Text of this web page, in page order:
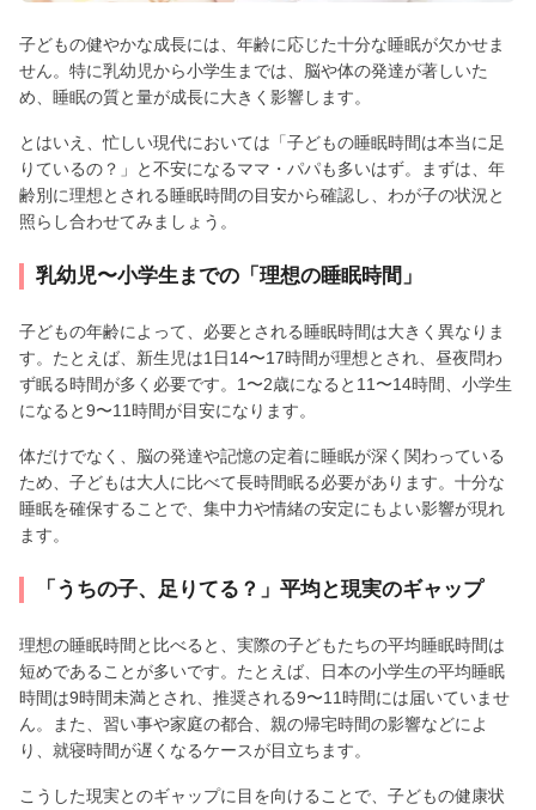
子どもの健やかな成長には、年齢に応じた十分な睡眠が欠かせま
せん。特に乳幼児から小学生までは、脳や体の発達が著しいた
め、睡眠の質と量が成長に大きく影響します。
とはいえ、忙しい現代においては「子どもの睡眠時間は本当に足
りているの？」と不安になるママ・パパも多いはず。まずは、年
齢別に理想とされる睡眠時間の目安から確認し、わが子の状況と
照らし合わせてみましょう。
乳幼児〜小学生までの「理想の睡眠時間」
子どもの年齢によって、必要とされる睡眠時間は大きく異なりま
す。たとえば、新生児は1日14〜17時間が理想とされ、昼夜問わ
ず眠る時間が多く必要です。1〜2歳になると11〜14時間、小学生
になると9〜11時間が目安になります。
体だけでなく、脳の発達や記憶の定着に睡眠が深く関わっている
ため、子どもは大人に比べて長時間眠る必要があります。十分な
睡眠を確保することで、集中力や情緒の安定にもよい影響が現れ
ます。
「うちの子、足りてる？」平均と現実のギャップ
理想の睡眠時間と比べると、実際の子どもたちの平均睡眠時間は
短めであることが多いです。たとえば、日本の小学生の平均睡眠
時間は9時間未満とされ、推奨される9〜11時間には届いていませ
ん。また、習い事や家庭の都合、親の帰宅時間の影響などによ
り、就寝時間が遅くなるケースが目立ちます。
こうした現実とのギャップに目を向けることで、子どもの健康状